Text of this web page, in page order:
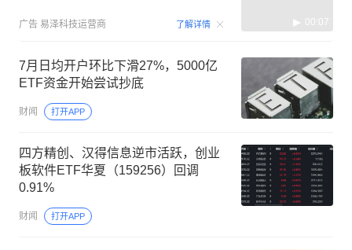
广告 易泽科技运营商 了解详情 00:07
7月日均开户环比下滑27%，5000亿
ETF资金开始尝试抄底
财闻 打开APP
四方精创、汉得信息逆市活跃，创业
板软件ETF华夏（159256）回调
0.91%
财闻 打开APP